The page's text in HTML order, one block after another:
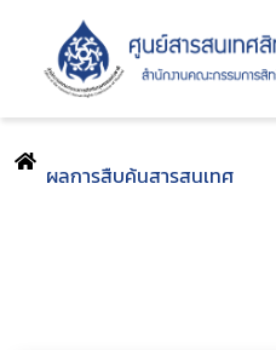
ผลการสืบค้นสารสนเทศ